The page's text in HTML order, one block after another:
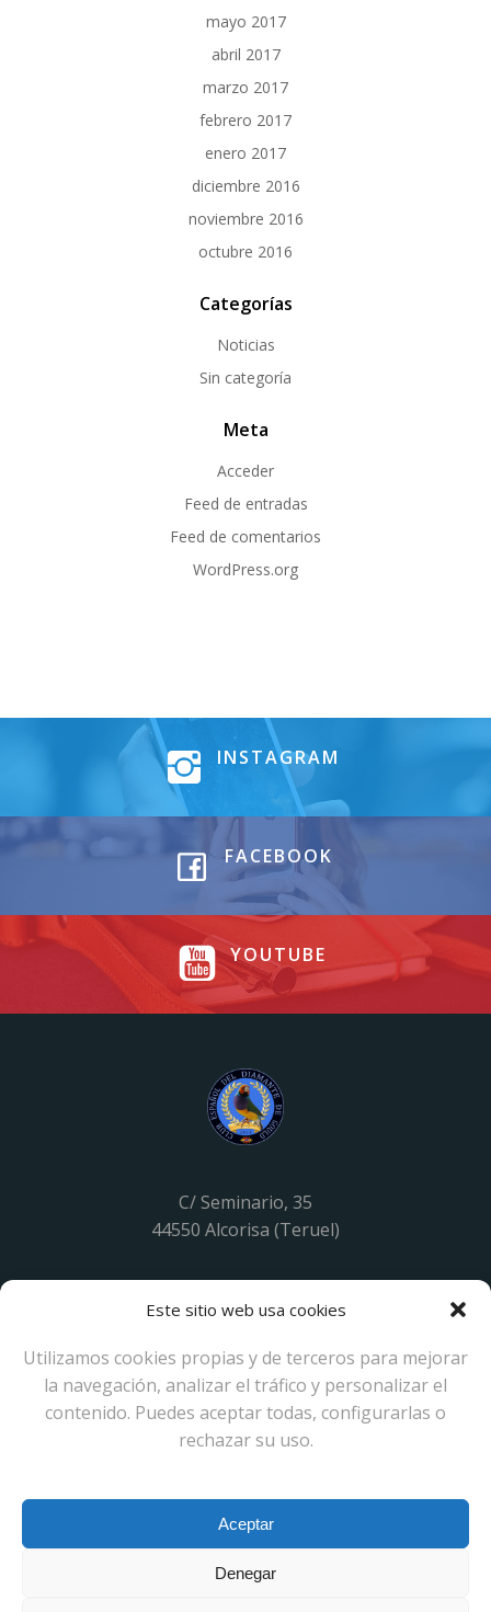
Este sitio web usa cookies
Utilizamos cookies propias y de terceros para mejorar
la navegación, analizar el tráfico y personalizar el
contenido. Puedes aceptar todas, configurarlas o
rechazar su uso.
Aceptar
Denegar
mayo 2017
abril 2017
marzo 2017
febrero 2017
enero 2017
diciembre 2016
noviembre 2016
octubre 2016
Categorías
Noticias
Sin categoría
Meta
Acceder
Feed de entradas
Feed de comentarios
WordPress.org
INSTAGRAM
FACEBOOK
YOUTUBE
C/ Seminario, 35
44550 Alcorisa (Teruel)
Teléfono: 638121573
DE GOULD